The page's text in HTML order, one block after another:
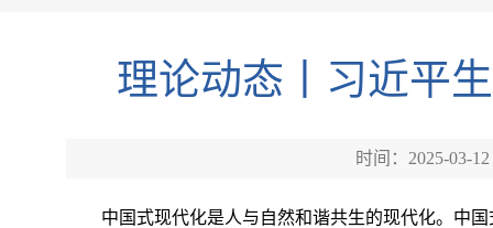
理论动态丨习近平
时间：2025-03-12
中国式现代化是人与自然和谐共生的现代化。中国